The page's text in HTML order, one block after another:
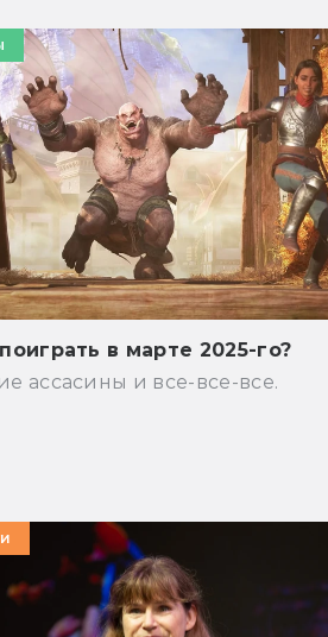
в марте 2025-го?
ассасины и все-все-все.